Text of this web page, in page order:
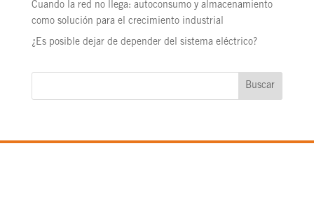
Cuando la red no llega: autoconsumo y almacenamiento
como solución para el crecimiento industrial
¿Es posible dejar de depender del sistema eléctrico?
Buscar